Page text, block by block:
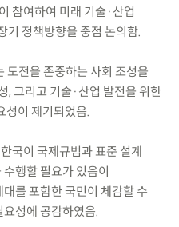
참여하여 미래 기술·산업
기 정책방향을 중점 논의함.
도전을 존중하는 사회 조성을
, 그리고 기술·산업 발전을 위한
성이 제기되었음.
국이 국제규범과 표준 설계
행할 필요가 있음이
를 포함한 국민이 체감할 수
성에 공감하였음.